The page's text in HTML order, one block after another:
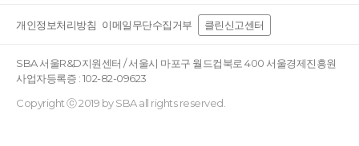
개인정보처리방침 이메일무단수집거부 클린신고센터
SBA 서울R&D지원센터 / 서울시 마포구 월드컵북로 400 서울경제진흥원
사업자등록증 : 102-82-09623
Copyright ⓒ 2019 by SBA all rights reserved.